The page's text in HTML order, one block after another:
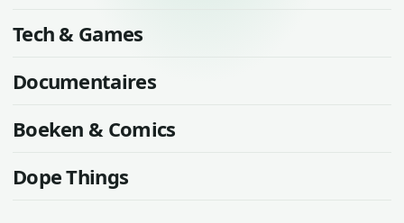
Tech & Games
Documentaires
Boeken & Comics
Dope Things